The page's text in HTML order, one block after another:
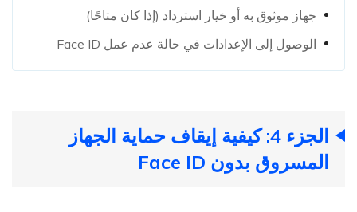
جهاز موثوق به أو خيار استرداد (إذا كان متاحًا)
الوصول إلى الإعدادات في حالة عدم عمل Face ID
الجزء 4: كيفية إيقاف حماية الجهاز
المسروق بدون Face ID